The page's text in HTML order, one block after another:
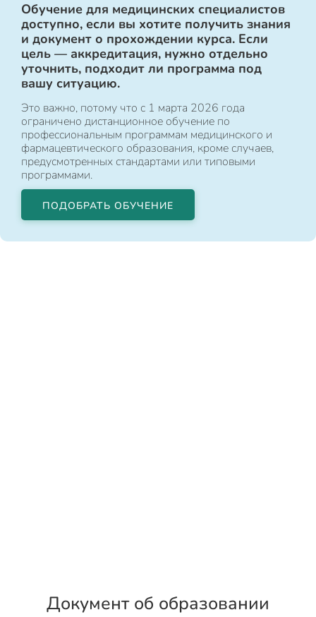
Обучение для медицинских специалистов
доступно, если вы хотите получить знания
и документ о прохождении курса. Если
цель — аккредитация, нужно отдельно
уточнить, подходит ли программа под
вашу ситуацию.
Это важно, потому что с 1 марта 2026 года
ограничено дистанционное обучение по
профессиональным программам медицинского и
фармацевтического образования, кроме случаев,
предусмотренных стандартами или типовыми
программами.
ПОДОБРАТЬ ОБУЧЕНИЕ
Документ об образовании